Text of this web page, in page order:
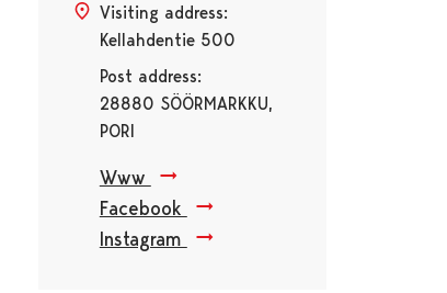
Visiting address:
Kellahdentie 500
Post address:
28880 SÖÖRMARKKU,
PORI
Www
Facebook
Instagram